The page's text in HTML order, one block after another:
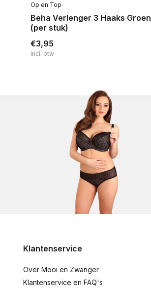
Op en Top
Beha Verlenger 3 Haaks Groen
(per stuk)
€3,95
Incl. btw
Klantenservice
Over Mooi en Zwanger
Klantenservice en FAQ's